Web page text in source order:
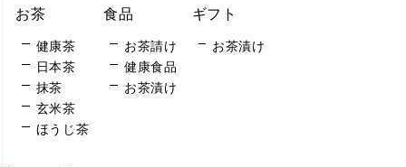
お茶
健康茶
日本茶
抹茶
玄米茶
ほうじ茶
食品
お茶請け
健康食品
お茶漬け
ギフト
お茶漬け